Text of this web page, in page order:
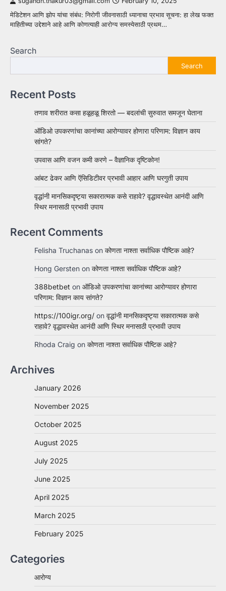
मेडिटेशन आणि झोप यांचा संबंध: निरोगी जीवनासाठी ध्यानाचा प्रभाव सूचना: हा लेख फक्त
माहितीच्या उद्देशाने आहे आणि कोणत्याही आरोग्य समस्येसाठी प्रथम…
Search
Search
Recent Posts
तणाव शरीरात कसा हळूहळू शिरतो — बदलांची सुरुवात समजून घेताना
ऑडिओ उपकरणांचा कानांच्या आरोग्यावर होणारा परिणाम: विज्ञान काय
सांगते?
उपवास आणि वजन कमी करणे – वैज्ञानिक दृष्टिकोन!
आंबट ढेकर आणि ऍसिडिटीवर प्रभावी आहार आणि घरगुती उपाय
वृद्धांनी मानसिकदृष्ट्या सकारात्मक कसे राहावे? वृद्धावस्थेत आनंदी आणि
स्थिर मनासाठी प्रभावी उपाय
Recent Comments
Felisha Truchanas on कोणता नाश्ता सर्वाधिक पौष्टिक आहे?
Hong Gersten on कोणता नाश्ता सर्वाधिक पौष्टिक आहे?
388betbet on ऑडिओ उपकरणांचा कानांच्या आरोग्यावर होणारा
परिणाम: विज्ञान काय सांगते?
https://100igr.org/ on वृद्धांनी मानसिकदृष्ट्या सकारात्मक कसे
राहावे? वृद्धावस्थेत आनंदी आणि स्थिर मनासाठी प्रभावी उपाय
Rhoda Craig on कोणता नाश्ता सर्वाधिक पौष्टिक आहे?
Archives
January 2026
November 2025
October 2025
August 2025
July 2025
June 2025
April 2025
March 2025
February 2025
Categories
आरोग्य